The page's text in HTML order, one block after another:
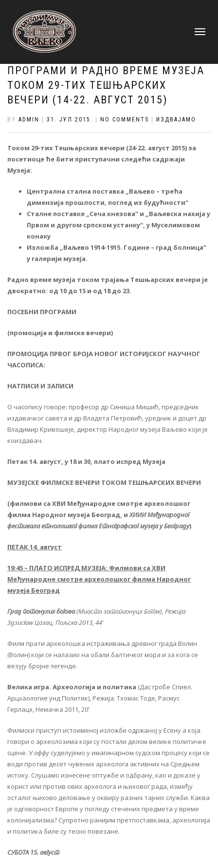
TOGGLE
ПРОГРАМИ И РАДНО ВРЕМЕ МУЗЕЈА
ТОКОМ 29-ТИХ ТЕШЊАРСКИХ
ВЕЧЕРИ (14-22. АВГУСТ 2015)
BY ADMIN 31. ЈУЛ 2015. NO COMMENTS ИЗДВАЈАМО
Током 29-тих Тешњарских вечери (24-22. август 2015) за
посетиоце ће бити приступачни следећи садржаји
Музеја:
Централна стална поставка „Ваљево – трећа
димензија прошлости, поглед из будућности“
Сталне поставке „Сеча кнезова“ и „Ваљевска нахија у
Првом и другом српском устанку“, у Муселимовом
конаку
Изложба „Ваљево 1914-1915. Године – град болница“
у галерији музеја.
Радно време музеја током трајања Тешњарских вечери је
двократно: од 10 до 15 и од 18 до 23.
ПОСЕБНИ ПРОГРАМИ
(промоција и филмске вечери)
ПРОМОЦИЈА ПРВОГ БРОЈА НОВОГ ИСТОРИЈСКОГ НАУЧНОГ
ЧАСОПИСА:
НАТПИСИ И ЗАПИСИ
О часопису говоре: професор др Синиша Мишић, председник
издавачког савета и др Владета Петровић, уредник и доцет др
Владимир Кривошеје, директор Народног музеја Ваљево који је
коиздавач.
Петак 14. август, у 18 и 30 плато испред Музеја
МУЗЕЈСКЕ ФИЛМСКЕ ВЕЧЕРИ ТОКОМ ТЕШЊАРСКИХ ВЕЧЕРИ
(филмови са XВИ Међународне смотре археолошког
филма Народног музеја Београд, и XИИИ Међународног
фестивала етнолошког филма Етнографског музеја у Београду)
ПЕТАК 14. август
19:45 – ПЛАТО ИСПРЕД МУЗЕЈА: Филмови са XВИ
Међународне смотре археолошког филма Народног
музеја Београд
Град потонулих богова(Миасто затопионyцх Богów), Режија:
Здзисłаw Цозац, Пољска 2013, 44′
Филм прати археолошка истраживања древног града Волин
(Волин) који се налазио на обали балтичког мора и за кога се
везују бројне легенде.
Велика игра. Археологија и политика (Дас гроßе Спиел.
Арцхäологие унд Политик), Режија: Тхомас Тоде, Расмус
Герлацх, Немачка 2011, 20’
Филмски приступ истоименој изложби одржаној у Есену а која
говори о археолозима који су постали делом велике политичке
сцене. Уоффусуделујемо у имагинарном судском процесу који се
води против десет чувених археолога активних на Средњем
истоку. Слушамо изнесене оптужбе и одбрану, као и доказе у
корист или против ових археолога и њиховог рада, између
осталог њихово деловање у оквиру разних тајних служби. Каква
је одговорност Европе у погледу стечених предмета у време
колонијализма? Супротно ранијим претпоставкама, археологија
и политика биле су тесно повезане.
СУБОТА 15. август